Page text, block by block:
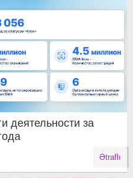
деятельности за
Ətraflı